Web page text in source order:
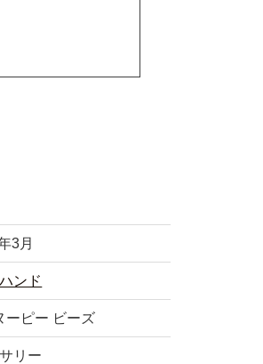
3月
ンド
ーピー ビーズ
リー